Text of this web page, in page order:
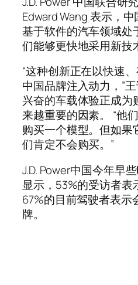
Edward Wang 表示，
基于软件的汽车领域处
们能够更快地采用新技
“这种创新正在以快速
中国品牌注入动力，”
兴奋的车载体验正成为
来越重要的因素。 “他
购买一个模型。但如果
们肯定不会购买。”
J.D. Power中国今年早
显示，53%的受访者表
67%的目前驾驶者表示
牌。